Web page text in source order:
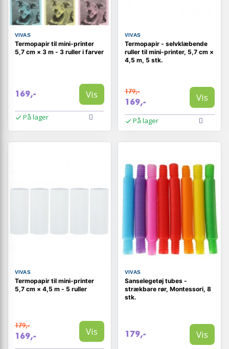
VIVAS
Termopapir til mini-printer
5,7 cm × 3 m - 3 ruller i farver
169,- Vis
På lager
VIVAS
Termopapir - selvklæbende
ruller til mini-printer, 5,7 cm ×
4,5 m, 5 stk.
179,-
169,- Vis
På lager
VIVAS
Termopapir til mini-printer
5,7 cm × 4,5 m - 5 ruller
179,-
169,- Vis
VIVAS
Sanselegetøj tubes -
strækbare rør, Montessori, 8
stk.
179,- Vis